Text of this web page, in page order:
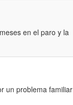
en el paro y la
un problema familiar